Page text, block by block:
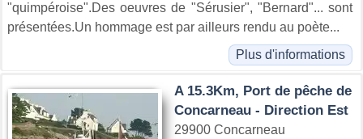
"quimpéroise".Des oeuvres de "Sérusier", "Bernard"... sont
présentées.Un hommage est par ailleurs rendu au poète...
Plus d'informations
A 15.3Km, Port de pêche de
Concarneau - Direction Est
29900 Concarneau